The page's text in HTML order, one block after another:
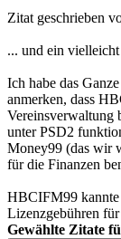
Zitat geschrieben
... und ein
Ich habe das
anmerken, dass
Vereinsverwaltung
unter PSD2
Money99 (das wir
für die Finanzen
HBCIFM99 kannte
Lizenzgebühren
Gewählte Zitate